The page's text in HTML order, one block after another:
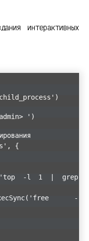
интерактивных
')
{
-l 1 | grep
-